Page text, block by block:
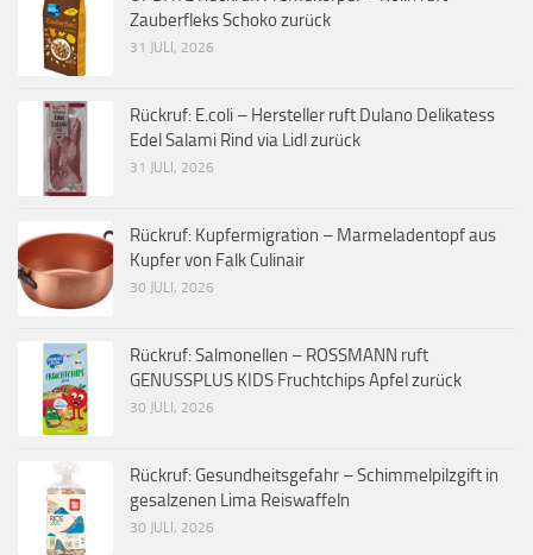
Zauberfleks Schoko zurück
31 JULI, 2026
Rückruf: E.coli – Hersteller ruft Dulano Delikatess
Edel Salami Rind via Lidl zurück
31 JULI, 2026
Rückruf: Kupfermigration – Marmeladentopf aus
Kupfer von Falk Culinair
30 JULI, 2026
Rückruf: Salmonellen – ROSSMANN ruft
GENUSSPLUS KIDS Fruchtchips Apfel zurück
30 JULI, 2026
Rückruf: Gesundheitsgefahr – Schimmelpilzgift in
gesalzenen Lima Reiswaffeln
30 JULI, 2026